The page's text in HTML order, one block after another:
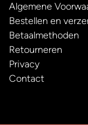
Algemene
Bestellen en
Betaalmethoden
Retourneren
Privacy
Contact